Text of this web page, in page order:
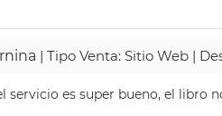
| Tipo Venta: Sitio Web |
servicio es super bueno, el libro